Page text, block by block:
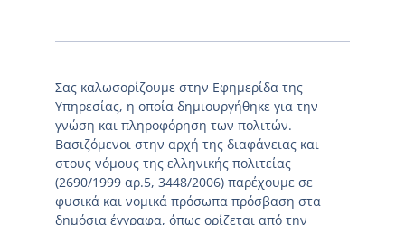
Σας καλωσορίζουμε στην Εφημερίδα της
Υπηρεσίας, η οποία δημιουργήθηκε για την
γνώση και πληροφόρηση των πολιτών.
Βασιζόμενοι στην αρχή της διαφάνειας και
στους νόμους της ελληνικής πολιτείας
(2690/1999 αρ.5, 3448/2006) παρέχουμε σε
φυσικά και νομικά πρόσωπα πρόσβαση στα
δημόσια έγγραφα, όπως ορίζεται από την